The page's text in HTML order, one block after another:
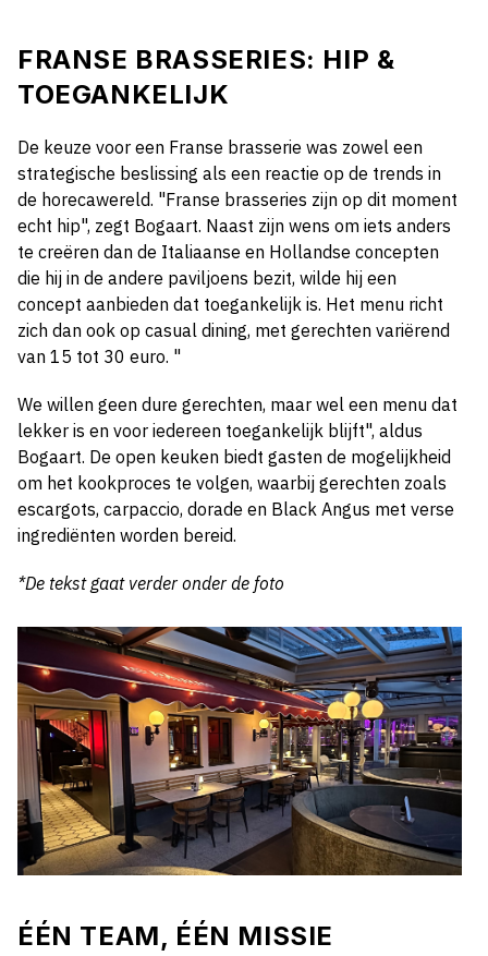
FRANSE BRASSERIES: HIP &
TOEGANKELIJK
De keuze voor een Franse brasserie was zowel een
strategische beslissing als een reactie op de trends in
de horecawereld. "Franse brasseries zijn op dit moment
echt hip", zegt Bogaart. Naast zijn wens om iets anders
te creëren dan de Italiaanse en Hollandse concepten
die hij in de andere paviljoens bezit, wilde hij een
concept aanbieden dat toegankelijk is. Het menu richt
zich dan ook op casual dining, met gerechten variërend
van 15 tot 30 euro. "
We willen geen dure gerechten, maar wel een menu dat
lekker is en voor iedereen toegankelijk blijft", aldus
Bogaart. De open keuken biedt gasten de mogelijkheid
om het kookproces te volgen, waarbij gerechten zoals
escargots, carpaccio, dorade en Black Angus met verse
ingrediënten worden bereid.
*De tekst gaat verder onder de foto
ÉÉN TEAM, ÉÉN MISSIE